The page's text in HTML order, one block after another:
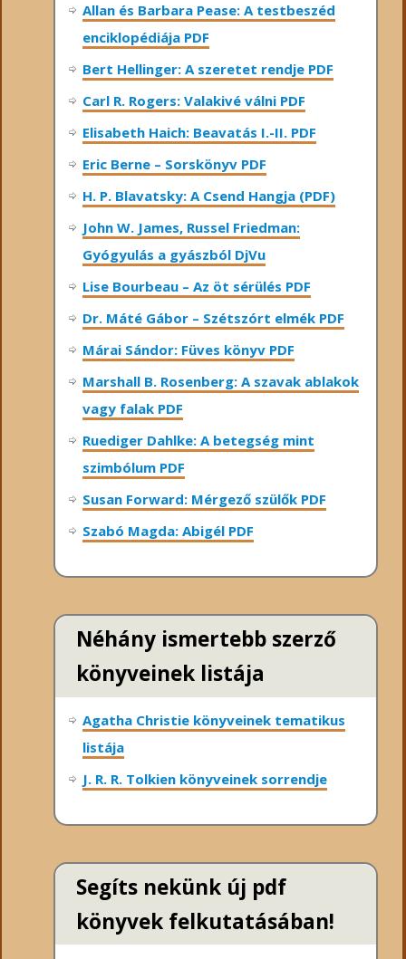
Allan és Barbara Pease: A testbeszéd
enciklopédiája PDF
Bert Hellinger: A ​szeretet rendje PDF
Carl R. Rogers: Valakivé válni PDF
Elisabeth Haich: Beavatás I.-II. PDF
Eric Berne – Sorskönyv PDF
H. P. Blavatsky: A Csend Hangja (PDF)
John W. James, Russel Friedman:
Gyógyulás a gyászból DjVu
Lise Bourbeau – Az öt sérülés PDF
Dr. Máté Gábor – Szétszórt elmék PDF
Márai Sándor: Füves könyv PDF
Marshall B. Rosenberg: A szavak ablakok
vagy falak PDF
Ruediger Dahlke: A betegség mint
szimbólum PDF
Susan Forward: Mérgező szülők PDF
Szabó Magda: Abigél PDF
Néhány ismertebb szerző
könyveinek listája
Agatha Christie könyveinek tematikus
listája
J. R. R. Tolkien könyveinek sorrendje
Segíts nekünk új pdf
könyvek felkutatásában!